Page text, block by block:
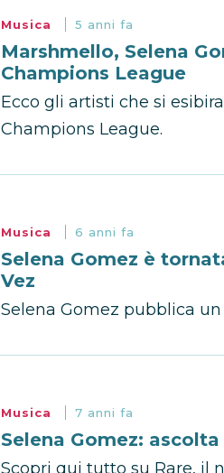
Musica 5 anni fa
Marshmello, Selena
Champions League
Ecco gli artisti che si
Champions League.
Musica 6 anni fa
Selena Gomez è
Vez
Selena Gomez pubblica
Musica 7 anni fa
Selena Gomez:
Scopri qui tutto su Rare, il